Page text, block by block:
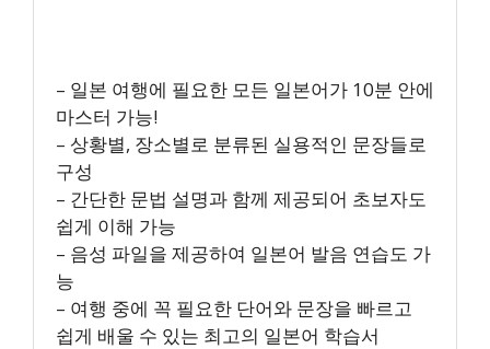
– 일본 여행에 필요한 모든 일본어가 10분 안에
마스터 가능!
– 상황별, 장소별로 분류된 실용적인 문장들로
구성
– 간단한 문법 설명과 함께 제공되어 초보자도
쉽게 이해 가능
– 음성 파일을 제공하여 일본어 발음 연습도 가
능
– 여행 중에 꼭 필요한 단어와 문장을 빠르고
쉽게 배울 수 있는 최고의 일본어 학습서